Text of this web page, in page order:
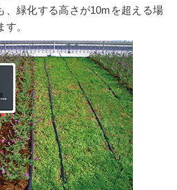
、緑化する高さが10mを超える場
。